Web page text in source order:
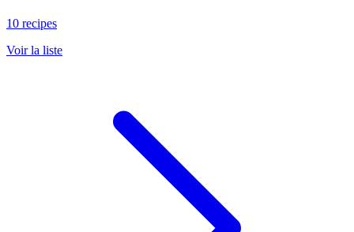
10 recipes
Voir la liste